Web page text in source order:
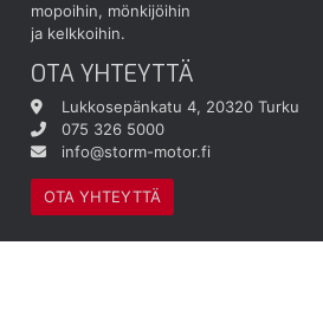
mopoihin, mönkijöihin
ja kelkkoihin.
OTA YHTEYTTÄ
Lukkosepänkatu 4, 20320 Turku
075 326 5000
info@storm-motor.fi
OTA YHTEYTTÄ